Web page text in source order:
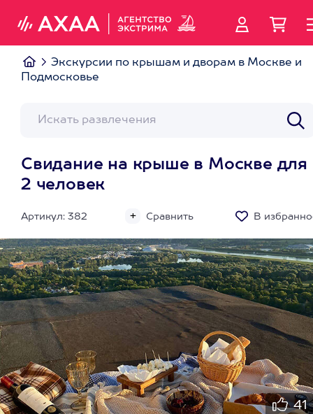
Экскурсии по крышам и дворам в Москве и
Подмосковье
Свидание на крыше в Москве для
2 человек
Артикул: 382 Сравнить В
41